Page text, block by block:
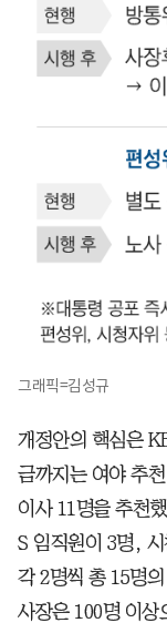
그래픽=김성규
개정안의 핵심은
금까지는 여야 추
이사 11명을 추천
S 임직원이 3명,
각 2명씩 총 15명
사장은 100명 이상